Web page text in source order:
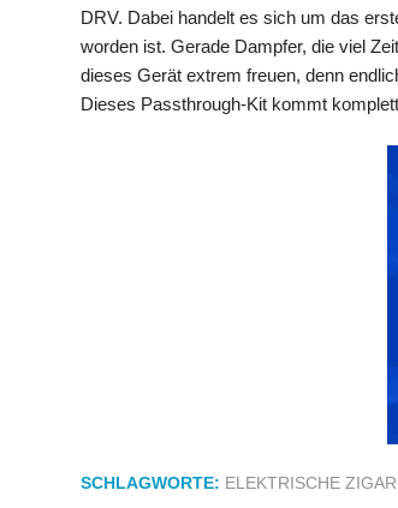
DRV. Dabei handelt es sich um das
worden ist. Gerade Dampfer, die viel
dieses Gerät extrem freuen, denn
Dieses Passthrough-Kit kommt
SCHLAGWORTE: ELEKTRISCHE